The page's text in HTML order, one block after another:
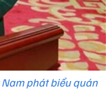
phát biểu quán